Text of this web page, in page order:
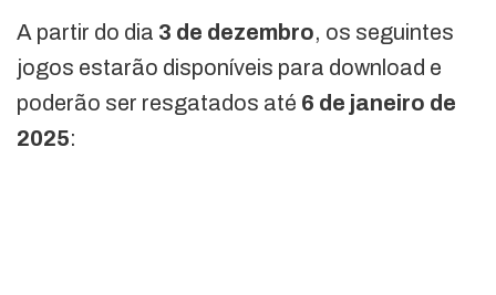
A partir do dia 3 de dezembro, os seguintes
jogos estarão disponíveis para download e
poderão ser resgatados até 6 de janeiro de
2025: